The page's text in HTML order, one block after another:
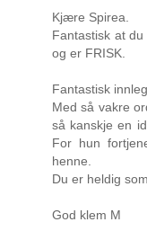
Kjære Spirea.
Fantastisk at
og er FRISK.
Fantastisk
Med så vakre
så kanskje en
For hun
henne.
Du er heldig
God klem M